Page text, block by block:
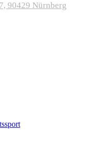
90429 Nürnberg